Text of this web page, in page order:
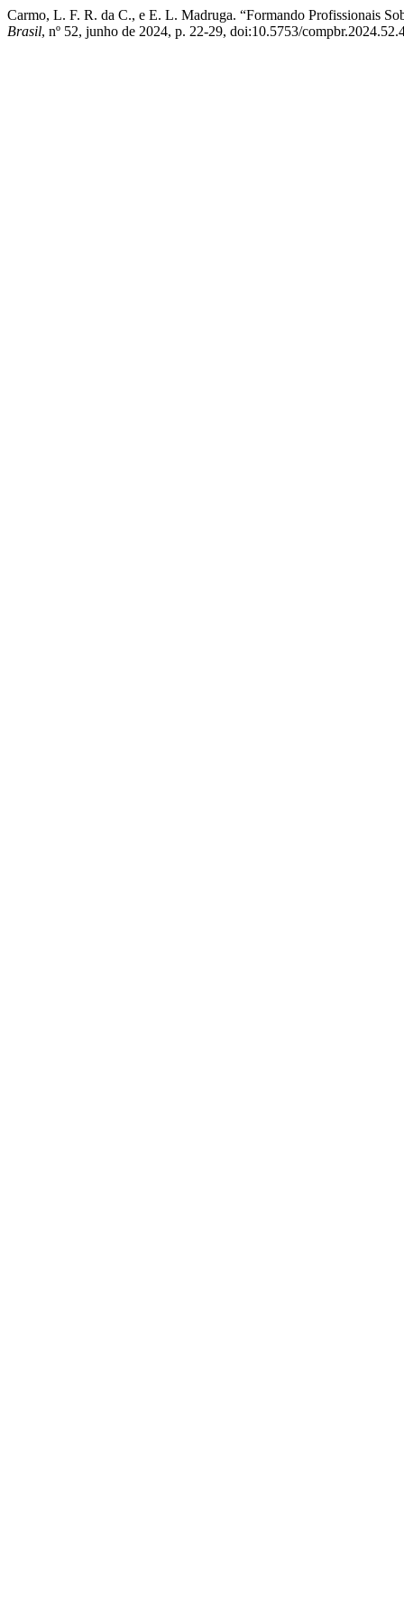
Carmo, L. F. R. da C., e E. L. Madruga. “Formando Profissionais
Brasil, nº 52, junho de 2024, p. 22-29, doi:10.5753/